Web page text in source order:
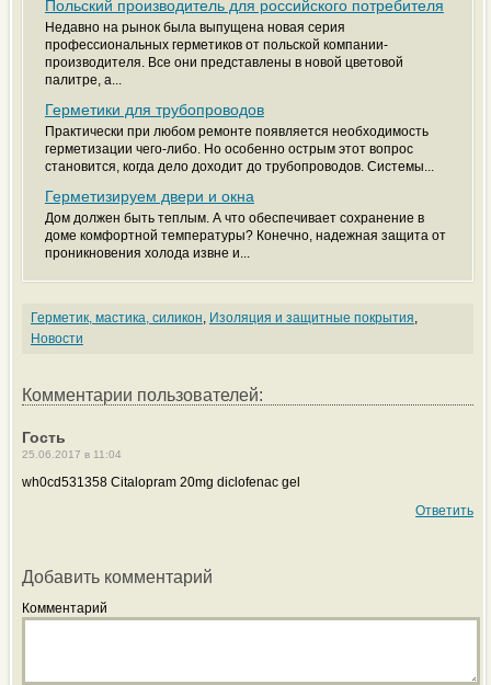
Польский производитель для российского потребителя
Недавно на рынок была выпущена новая серия
профессиональных герметиков от польской компании-
производителя. Все они представлены в новой цветовой
палитре, а...
Герметики для трубопроводов
Практически при любом ремонте появляется необходимость
герметизации чего-либо. Но особенно острым этот вопрос
становится, когда дело доходит до трубопроводов. Системы...
Герметизируем двери и окна
Дом должен быть теплым. А что обеспечивает сохранение в
доме комфортной температуры? Конечно, надежная защита от
проникновения холода извне и...
Герметик, мастика, силикон, Изоляция и защитные покрытия,
Новости
Комментарии пользователей:
Гость
25.06.2017 в 11:04
wh0cd531358 Citalopram 20mg diclofenac gel
Ответить
Добавить комментарий
Комментарий